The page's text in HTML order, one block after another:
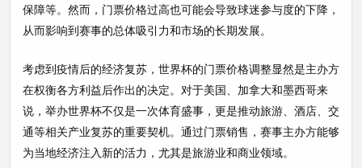
保障等。然而，门票价格过高也可能会导致球迷参与度的下降，
从而影响到赛事的总体吸引力和市场的长期发展。
考虑到疫情后的经济复苏，世界杯的门票价格调整显然是主办方
在权衡各方利益后作出的决定。对于美国、加拿大和墨西哥来
说，举办世界杯不仅是一次体育盛事，更是推动旅游、酒店、交
通等相关产业复苏的重要契机。通过门票销售，赛事主办方能够
为当地经济注入新的活力，尤其是旅游业和商业领域。